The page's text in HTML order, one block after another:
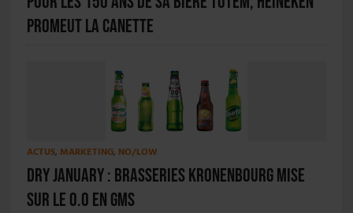
promeut la canette
ACTUS, MARKETING, NO/LOW
Dry January : Brasseries Kronenbourg mise
sur le 0.0 en GMS